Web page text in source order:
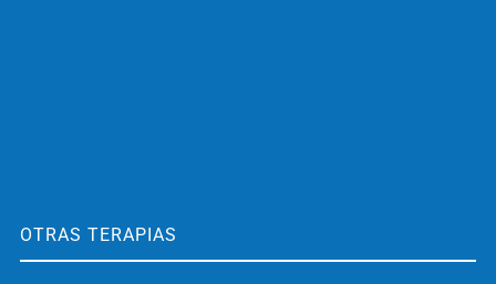
OTRAS TERAPIAS